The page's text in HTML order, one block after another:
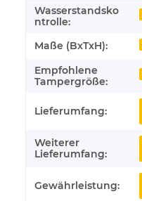
Wasserstandsko
ntrolle:
Maße (BxTxH):
Empfohlene
Tampergröße:
Lieferumfang:
Weiterer
Lieferumfang:
Gewährleistung: